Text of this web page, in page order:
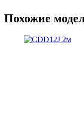
Похожие